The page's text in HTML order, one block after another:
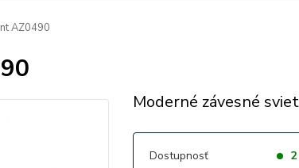
AZ0490
Moderné závesné
Dostupnosť